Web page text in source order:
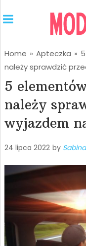
Home » Apteczka »
należy sprawdzić
5
należy
wyjazdem
24 lipca 2022 by Sabina